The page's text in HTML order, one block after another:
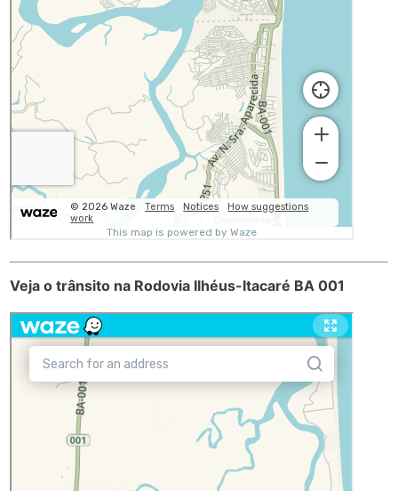
Veja o trânsito na Rodovia Ilhéus-Itacaré BA 001